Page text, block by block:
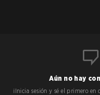
Aún no hay
¡Inicia sesión y sé el primero en